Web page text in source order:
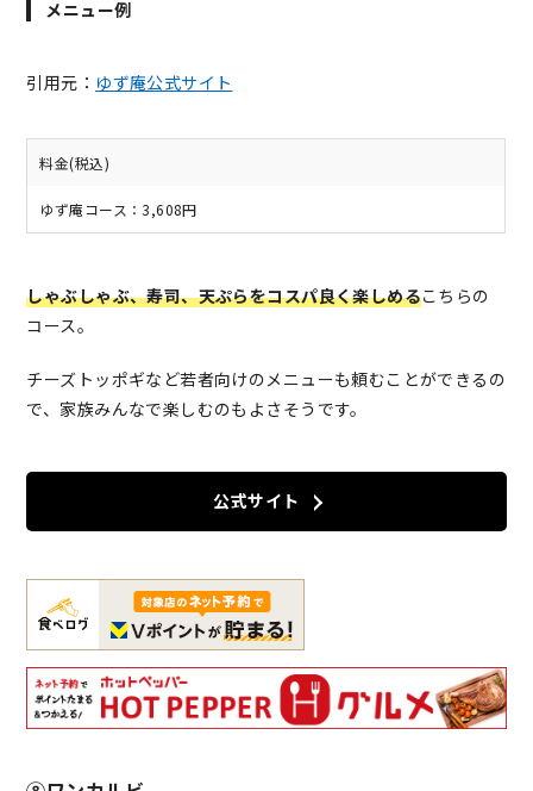
メニュー例
引用元： ゆず庵公式サイト
料金(税込)
ゆず庵コース：3,608円
しゃぶしゃぶ、寿司、天ぷらをコスパ良く楽しめるこちらの
コース。
チーズトッポギなど若者向けのメニューも頼むことができるの
で、家族みんなで楽しむのもよさそうです。
公式サイト